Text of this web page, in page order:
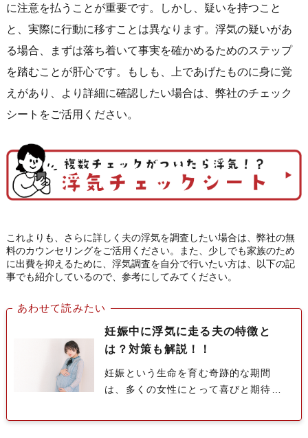
に注意を払うことが重要です。しかし、疑いを持つこと
と、実際に行動に移すことは異なります。浮気の疑いがあ
る場合、まずは落ち着いて事実を確かめるためのステップ
を踏むことが肝心です。もしも、上であげたものに身に覚
えがあり、より詳細に確認したい場合は、弊社のチェック
シートをご活用ください。
これよりも、さらに詳しく夫の浮気を調査したい場合は、弊社の無
料のカウンセリングをご活用ください。また、少しでも家族のため
に出費を抑えるために、浮気調査を自分で行いたい方は、以下の記
事でも紹介しているので、参考にしてみてください。
あわせて読みたい
妊娠中に浮気に走る夫の特徴と
は？対策も解説！！
妊娠という生命を育む奇跡的な期間
は、多くの女性にとって喜びと期待で
は同時に心理的、身体的な変化に満ち